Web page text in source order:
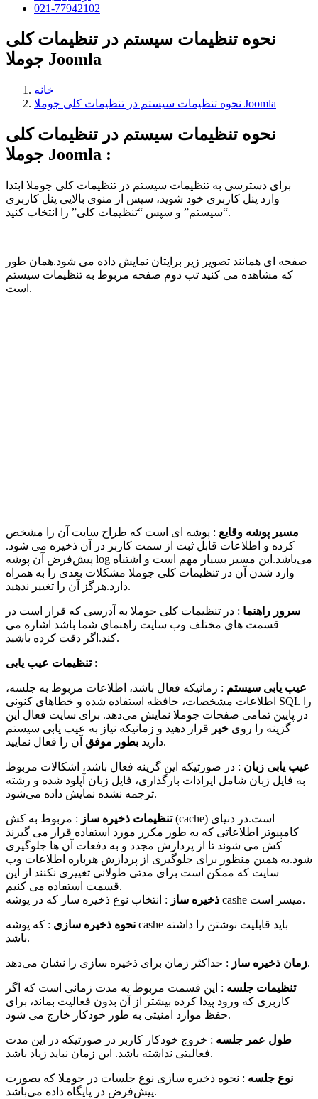
021-77942102
نحوه تنظیمات سیستم در تنظیمات کلی
جوملا Joomla
خانه
نحوه تنظیمات سیستم در تنظیمات کلی جوملا Joomla
نحوه تنظیمات سیستم در تنظیمات کلی
جوملا Joomla :
برای دسترسی به تنظیمات سیستم در تنظیمات کلی جوملا ابتدا
وارد پنل کاربری خود شوید، سپس از منوی بالایی پنل کاربری
“سیستم” و سپس “تنظیمات کلی” را انتخاب کنید.
صفحه ای همانند تصویر زیر برایتان نمایش داده می شود.همان طور
که مشاهده می کنید تب دوم صفحه مربوط به تنظیمات سیستم
است.
مسیر پوشه وقایع : پوشه ای است که طراح سایت آن را مشخص
کرده و اطلاعات قابل ثبت از سمت کاربر در آن ذخیره می شود.
پیش‌فرض آن پوشه log می‌باشد.این مسیر بسیار مهم است و اشتباه
وارد شدن آن در تنظیمات کلی جوملا مشکلات بعدی را به همراه
دارد.هرگز آن را تغییر ندهید.
سرور راهنما : در تنظیمات کلی جوملا به آدرسی که قرار است در
قسمت های مختلف وب سایت راهنمای شما باشد اشاره می
کند.اگر دقت کرده باشید.
تنظیمات عیب یابی:
عیب یابی سیستم : زمانیکه فعال باشد، اطلاعات مربوط به جلسه،
اطلاعات مشخصات، حافظه استفاده شده و خطاهای کنونی SQL را
در پایین تمامی صفحات جوملا نمایش می‌دهد. برای سایت فعال این
گزینه را روی خیر قرار دهید و زمانیکه نیاز به عیب یابی سیستم
دارید بطور موفق آن را فعال نمایید.
عیب یابی زبان : در صورتیکه این گزینه فعال باشد، اشکالات مربوط
به فایل زبان شامل ایرادات بارگذاری، فایل زبان آپلود شده و رشته
ترجمه نشده نمایش داده می‌شود.
تنظیمات ذخیره ساز : مربوط به کش (cache) است.در دنیای
کامپیوتر اطلاعاتی که به طور مکرر مورد استفاده قرار می گیرند
کش می شوند تا از پردازش مجدد و به دفعات آن ها جلوگیری
شود.به همین منظور برای جلوگیری از پردازش هرباره اطلاعات وب
سایت که ممکن است برای مدتی طولانی تغییری نکنند از این
قسمت استفاده می کنیم.
ذخیره ساز
: انتخاب نوع ذخیره ساز که در پوشه cashe میسر است.
نحوه ذخیره سازی : که پوشه cashe باید قابلیت نوشتن را داشته
باشد.
زمان ذخیره ساز: حداکثر زمان برای ذخیره سازی را نشان می‌دهد.
تنظیمات جلسه : این قسمت مربوط به مدت زمانی است که اگر
کاربری که ورود پیدا کرده بیشتر از آن بدون فعالیت بماند، برای
حفظ موارد امنیتی به طور خودکار خارج می شود.
طول عمر جلسه : خروج خودکار کاربر در صورتیکه در این مدت
فعالیتی نداشته باشد. این زمان نباید زیاد باشد.
نوع جلسه : نحوه ذخیره سازی نوع جلسات در جوملا که بصورت
پیش‌فرض در پایگاه داده می‌باشد.